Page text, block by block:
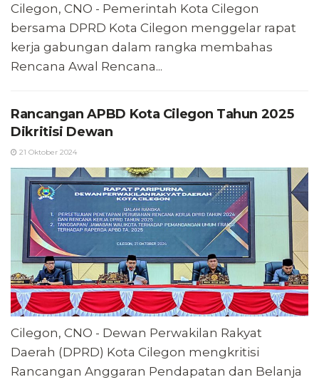
Cilegon, CNO - Pemerintah Kota Cilegon
bersama DPRD Kota Cilegon menggelar rapat
kerja gabungan dalam rangka membahas
Rencana Awal Rencana...
Rancangan APBD Kota Cilegon Tahun 2025
Dikritisi Dewan
21 Oktober 2024
Cilegon, CNO - Dewan Perwakilan Rakyat
Daerah (DPRD) Kota Cilegon mengkritisi
Rancangan Anggaran Pendapatan dan Belanja